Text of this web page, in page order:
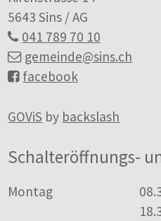
5643 Sins / AG
041 789 70 10
gemeinde@sins.ch
facebook
GOViS by backslash
Schalteröffnungs-
TagÖffnungszeiten
Montag